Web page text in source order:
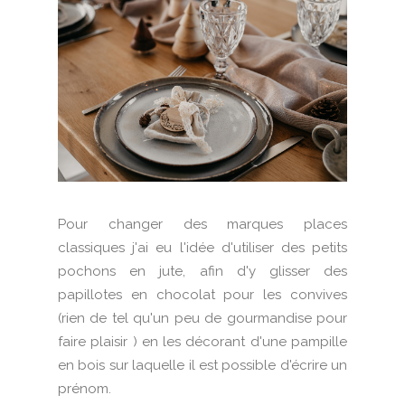
Pour changer des marques places
classiques j'ai eu l'idée d'utiliser des petits
pochons en jute, afin d'y glisser des
papillotes en chocolat pour les convives
(rien de tel qu'un peu de gourmandise pour
faire plaisir ) en les décorant d'une pampille
en bois sur laquelle il est possible d'écrire un
prénom.